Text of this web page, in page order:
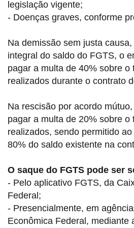
legislação vigente;
- Doenças graves, conforme
Na demissão sem justa
integral do saldo do FGTS, o
pagar a multa de 40% sobre o
realizados durante o contrato
Na rescisão por acordo
pagar a multa de 20% sobre o
realizados, sendo permitido
80% do saldo existente na
O saque do FGTS pode ser
- Pelo aplicativo FGTS, da
Federal;
- Presencialmente, em
Econômica Federal, mediante